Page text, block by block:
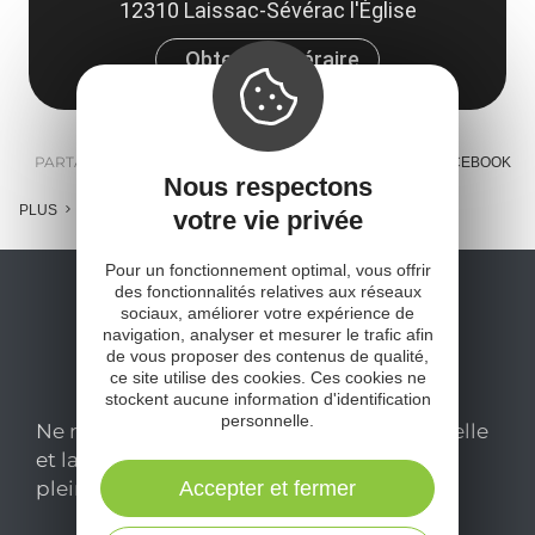
12310 Laissac-Sévérac l'Église
Obtenir l'itinéraire
PARTAGER : FACEBOOK
PLUS
Ne manquez pas notre newsletter mensuelle
et laissez-vous inspirer pour profiter
pleinement de votre séjour en Aveyron.
Nous respectons
votre vie privée
Pour un fonctionnement optimal, vous offrir
des fonctionnalités relatives aux réseaux
sociaux, améliorer votre expérience de
navigation, analyser et mesurer le trafic afin
de vous proposer des contenus de qualité,
ce site utilise des cookies. Ces cookies ne
stockent aucune information d'identification
personnelle.
Accepter et fermer